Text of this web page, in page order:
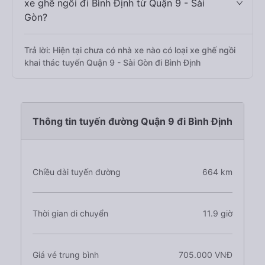
xe ghế ngồi đi Bình Định từ Quận 9 - Sài
Gòn?
Trả lời: Hiện tại chưa có nhà xe nào có loại xe ghế ngồi
khai thác tuyến Quận 9 - Sài Gòn đi Bình Định
Thông tin tuyến đường Quận 9 đi Bình Định
Chiều dài tuyến đường 664 km
Thời gian di chuyển 11.9 giờ
Giá vé trung bình 705.000 VNĐ